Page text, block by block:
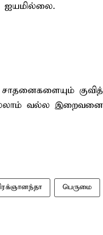
ஐயமில்லை.
வல்ல இறைவனை
பெருமை